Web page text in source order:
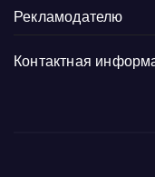
Рекламодателю
Контактная